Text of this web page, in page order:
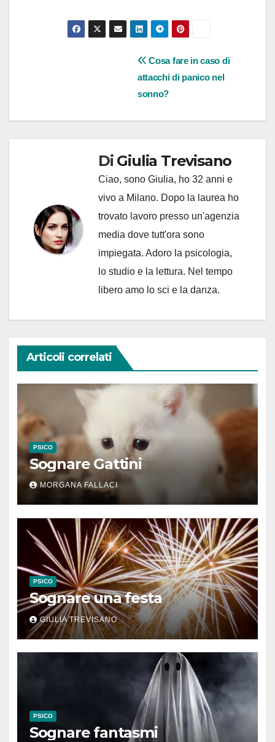
Navigazione
Cosa fare in caso di
attacchi di panico nel
sonno?
Di Giulia Trevisano
Ciao, sono Giulia, ho 32 anni e
vivo a Milano. Dopo la laurea ho
trovato lavoro presso un'agenzia
media dove tutt'ora sono
impiegata. Adoro la psicologia,
lo studio e la lettura. Nel tempo
libero amo lo sci e la danza.
Articoli correlati
PSICO
Sognare Gattini
MORGANA FALLACI
PSICO
Sognare una festa
GIULIA TREVISANO
PSICO
Sognare fantasmi